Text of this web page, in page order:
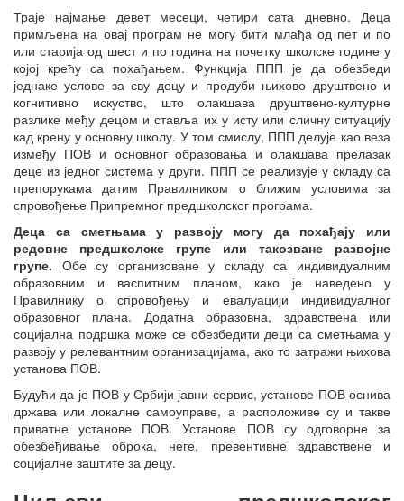
Траје најмање девет месеци, четири сата дневно. Деца
примљена на овај програм не могу бити млађа од пет и по
или старија од шест и по година на почетку школске године у
којој крећу са похађањем. Функција ППП је да обезбеди
једнаке услове за сву децу и продуби њихово друштвено и
когнитивно искуство, што олакшава друштвено-културне
разлике међу децом и ставља их у исту или сличну ситуацију
кад крену у основну школу. У том смислу, ППП делује као веза
између ПОВ и основног образовања и олакшава прелазак
деце из једног система у други. ППП се реализује у складу са
препорукама датим Правилником о ближим условима за
спровођење Припремног предшколског програма.
Деца са сметњама у развоју могу да похађају или
редовне предшколске групе или такозване развојне
групе. Обе су организоване у складу са индивидуалним
образовним и васпитним планом, како је наведено у
Правилнику о спровођењу и евалуацији индивидуалног
образовног плана. Додатна образовна, здравствена или
социјална подршка може се обезбедити деци са сметњама у
развоју у релевантним организацијама, ако то затражи њихова
установа ПОВ.
Будући да је ПОВ у Србији јавни сервис, установе ПОВ оснива
држава или локалне самоуправе, а расположиве су и такве
приватне установе ПОВ. Установе ПОВ су одговорне за
обезбеђивање оброка, неге, превентивне здравствене и
социјалне заштите за децу.